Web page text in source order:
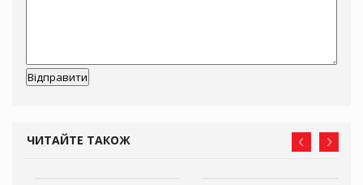
ЧИТАЙТЕ ТАКОЖ